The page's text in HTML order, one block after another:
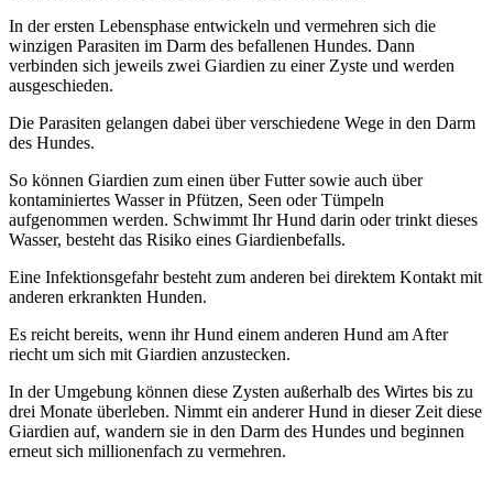
In der ersten Lebensphase entwickeln und vermehren sich die
winzigen Parasiten im Darm des befallenen Hundes. Dann
verbinden sich jeweils zwei Giardien zu einer Zyste und werden
ausgeschieden.
Die Parasiten gelangen dabei über verschiedene Wege in den Darm
des Hundes.
So können Giardien zum einen über Futter sowie auch über
kontaminiertes Wasser in Pfützen, Seen oder Tümpeln
aufgenommen werden. Schwimmt Ihr Hund darin oder trinkt dieses
Wasser, besteht das Risiko eines Giardienbefalls.
Eine Infektionsgefahr besteht zum anderen bei direktem Kontakt mit
anderen erkrankten Hunden.
Es reicht bereits, wenn ihr Hund einem anderen Hund am After
riecht um sich mit Giardien anzustecken.
In der Umgebung können diese Zysten außerhalb des Wirtes bis zu
drei Monate überleben. Nimmt ein anderer Hund in dieser Zeit diese
Giardien auf, wandern sie in den Darm des Hundes und beginnen
erneut sich millionenfach zu vermehren.